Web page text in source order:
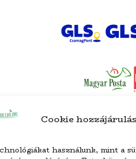
Cookie
használunk, mint a